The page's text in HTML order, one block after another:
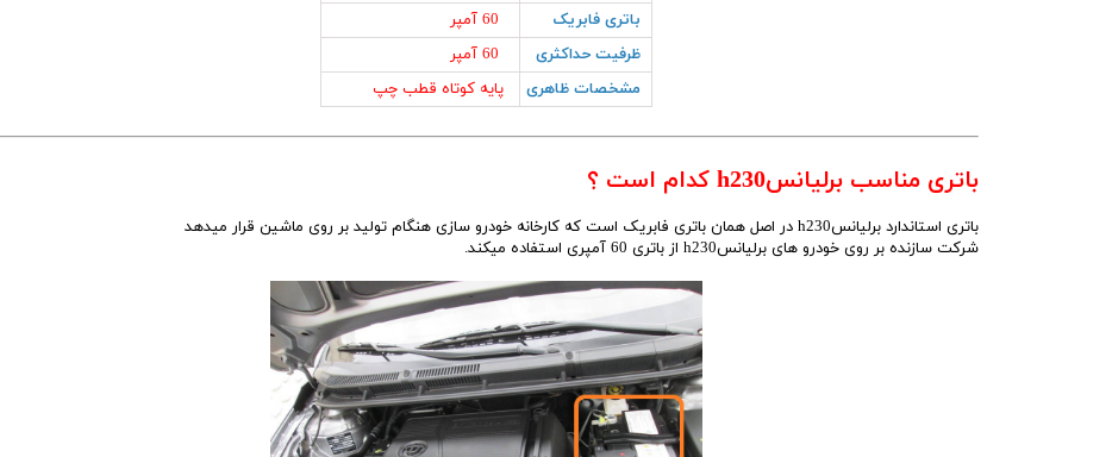
باتری فابریک
ظرفیت حداکثری
مشخصات ظاهری
پایه کوتاه قطب چپ
باتری مناسب برلیانسh230 کدام است ؟
باتری استاندارد برلیانسh230 در اصل همان باتری فابریک است که کارخانه خودرو سازی هنگام تولید بر روی ماشین قرار میدهد
شرکت سازنده بر روی خودرو های برلیانسh230 از باتری 60 آمپری استفاده میکند.